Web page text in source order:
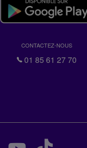
CONTACTEZ-NOUS
01 85 61 27 70